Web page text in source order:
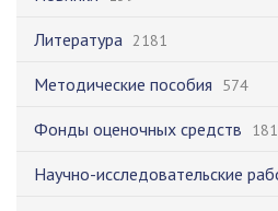
Литература 2181
Методические пособия 574
Фонды оценочных средств 181
Научно-исследовательские